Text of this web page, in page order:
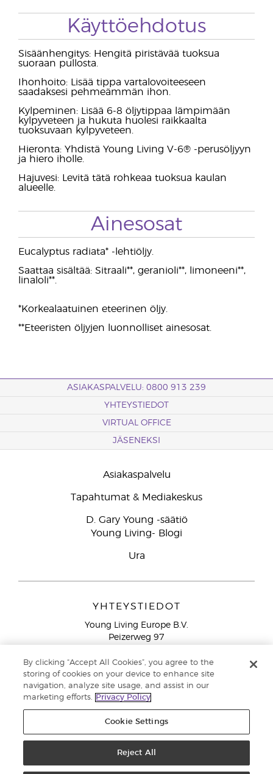
Käyttöehdotus
Sisäänhengitys: Hengitä piristävää tuoksua
suoraan pullosta.
Ihonhoito: Lisää tippa vartalovoiteeseen
saadaksesi pehmeämmän ihon.
Kylpeminen: Lisää 6-8 öljytippaa lämpimään
kylpyveteen ja hukuta huolesi raikkaalta
tuoksuvaan kylpyveteen.
Hieronta: Yhdistä Young Living V-6® -perusöljyyn
ja hiero iholle.
Hajuvesi: Levitä tätä rohkeaa tuoksua kaulan
alueelle.
Ainesosat
Eucalyptus radiata* -lehtiöljy.
Saattaa sisältää: Sitraali**, geranioli**, limoneeni**,
linaloli**.
*Korkealaatuinen eteerinen öljy.
**Eteeristen öljyjen luonnolliset ainesosat.
ASIAKASPALVELU: 0800 913 239
YHTEYSTIEDOT
VIRTUAL OFFICE
JÄSENEKSI
Asiakaspalvelu
Tapahtumat & Mediakeskus
D. Gary Young -säätiö
Young Living- Blogi
Ura
YHTEYSTIEDOT
Young Living Europe B.V.
Peizerweg 97
Netherlands
Ilmainen yhteydenotto lankanumeroista Suomesta
913 239
Email: asiakaspalvelu@youngliving.com
pidätetään. |Yksityisyydensuoja
By clicking “Accept All Cookies”, you agree to the
storing of cookies on your device to enhance site
navigation, analyze site usage, and assist in our
marketing efforts.
Privacy Policy
Cookie Settings
Reject All